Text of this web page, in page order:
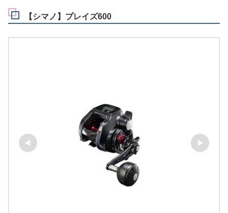
【シマノ】プレイズ600